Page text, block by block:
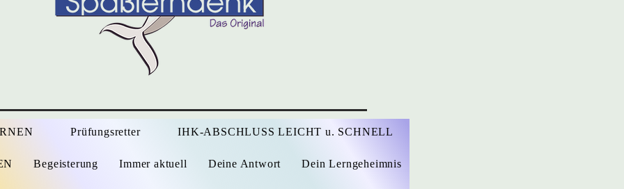
Prüfungsretter IHK-ABSCHLUSS LEICHT u. SCHNELL
Begeisterung Immer aktuell Deine Antwort Dein Lerngeheimnis